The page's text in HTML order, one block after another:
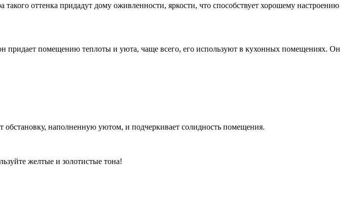
оттенка придадут дому оживленности, яркости, что способствует хорошему настроению
придает помещению теплоты и уюта, чаще всего, его используют в кухонных помещениях. Он
обстановку, наполненную уютом, и подчеркивает солидность помещения.
желтые и золотистые тона!